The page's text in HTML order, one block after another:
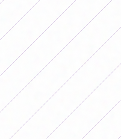
Cañuelas 0-1 Riestra
Real Pilar 9-1
Libre: Tigre
Zona B
Almagro 3-2 Flandria
Atlanta 0-4 El
Los Andes 2-2
Puerto Nuevo 0-5
Dep. Armenio 2-4